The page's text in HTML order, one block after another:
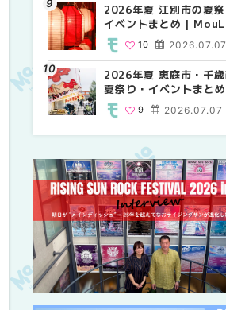
2026年夏 江別市の夏祭
イベントまとめ |
HOKKAIDO 2026.07.07
10
2026年夏 恵庭市・千歳
夏祭り・イベントまと
MouLa HOKKAIDO
2026.07.07
9
2026年夏
り・イベ
8
札幌の麻
ン）おす
徹底比較
5
2026年夏
り・イベ
8
札幌の麻
ン）おす
徹底比較
5